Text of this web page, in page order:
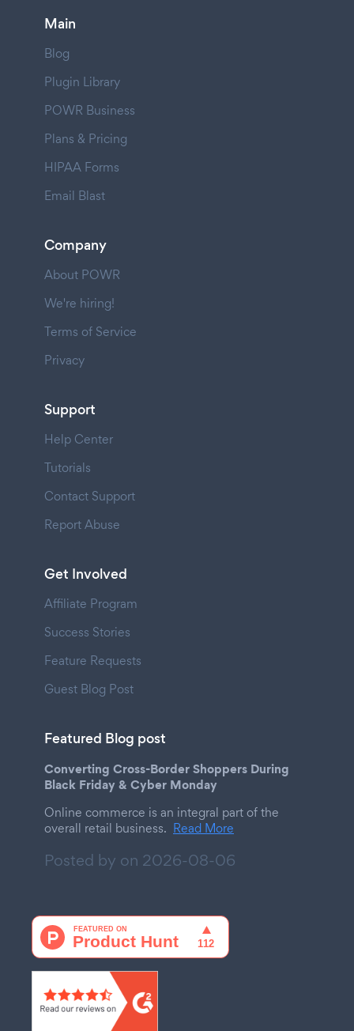
Main
Blog
Plugin Library
POWR Business
Plans & Pricing
HIPAA Forms
Email Blast
Company
About POWR
We're hiring!
Terms of Service
Privacy
Support
Help Center
Tutorials
Contact Support
Report Abuse
Get Involved
Affiliate Program
Success Stories
Feature Requests
Guest Blog Post
Featured Blog post
Converting Cross-Border Shoppers During
Black Friday & Cyber Monday
Online commerce is an integral part of the
overall retail business. Read More
Posted by on 2026-08-06